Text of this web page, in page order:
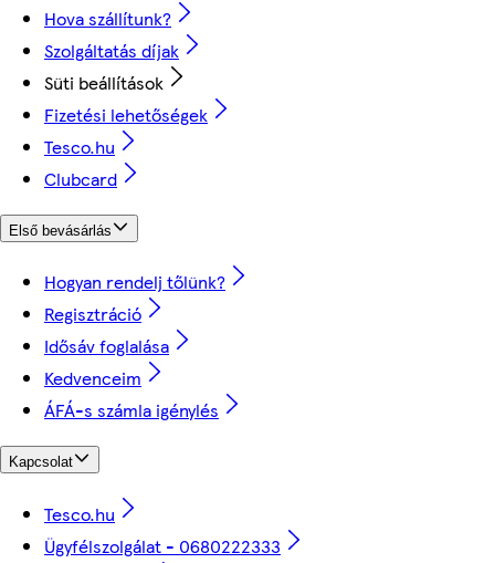
Hova szállítunk?
Szolgáltatás díjak
Süti beállítások
Fizetési lehetőségek
Tesco.hu
Clubcard
Első bevásárlás
Hogyan rendelj tőlünk?
Regisztráció
Idősáv foglalása
Kedvenceim
ÁFÁ-s számla igénylés
Kapcsolat
Tesco.hu
Ügyfélszolgálat - 0680222333